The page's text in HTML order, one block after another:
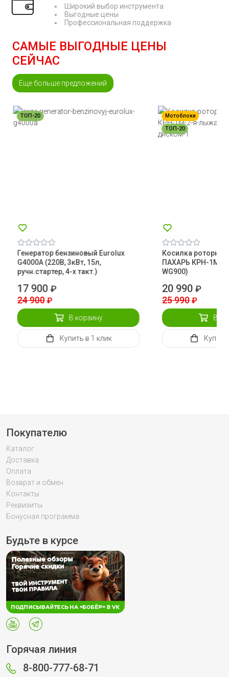
Широкий выбор инструмента
Выгодные цены
Профессиональная поддержка
САМЫЕ ВЫГОДНЫЕ ЦЕНЫ
СЕЙЧАС
Еще больше предложений
ТОП-20
Генератор бензиновый Eurolux
G4000A (220В, 3кВт, 15л,
ручн.стартер, 4-х такт.)
17 900₽
24 900 ₽
В корзину
Купить в 1 клик
Мотоблоки
ТОП-20
Косилка роторная
ПАХАРЬ КРН-1М
WG900)
20 990 ₽
25 990 ₽
В
Купить
Покупателю
Каталог
Доставка
Оплата
Возврат и обмен
Контакты
Реквизиты
Бонусная программа
Будьте в курсе
Горячая линия
8-800-777-68-71